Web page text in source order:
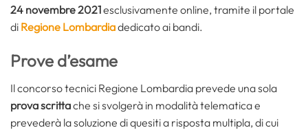
24 novembre 2021esclusivamente online, tramite il portale
di Regione Lombardiadedicato ai bandi.
Prove d’esame
Il concorso tecnici Regione Lombardia prevede una sola
prova scrittache si svolgerà in modalità telematica e
prevederà la soluzione di quesiti a risposta multipla, di cui